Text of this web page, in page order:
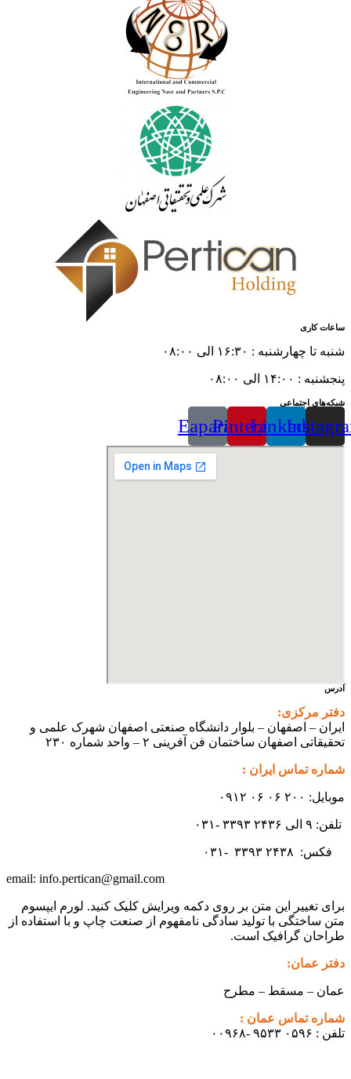
ساعات کاری
شنبه تا چهارشنبه : ۱۶:۳۰ الی ۰۸:۰۰
پنجشنبه : ۱۴:۰۰ الی ۰۸:۰۰
شبکه‌های اجتماعی
Linkedin
Pinterest
Eaparat
آدرس
دفتر مرکزی:
ایران – اصفهان – بلوار دانشگاه صنعتی اصفهان شهرک علمی و
تحقیقاتی اصفهان ساختمان فن آفرینی ۲ – واحد شماره ۲۳۰
شماره تماس ایران :
موبایل: ۲۰۰ ۰۶ ۰۶ ۰۹۱۲
تلفن: ۹ الی ۲۴۳۶ ۳۳۹۳ -۰۳۱
فکس: ۳۳۹۳ ۲۴۳۸ -۰۳۱
info.pertican@gmail.com
برای تغییر این متن بر روی دکمه ویرایش کلیک کنید. لورم ایپسوم
متن ساختگی با تولید سادگی نامفهوم از صنعت چاپ و با استفاده از
طراحان گرافیک است.
دفتر عمان:
عمان – مسقط – مطرح
شماره تماس عمان :
تلفن : ۰۵۹۶ ۹۵۳۳ -۰۰۹۶۸